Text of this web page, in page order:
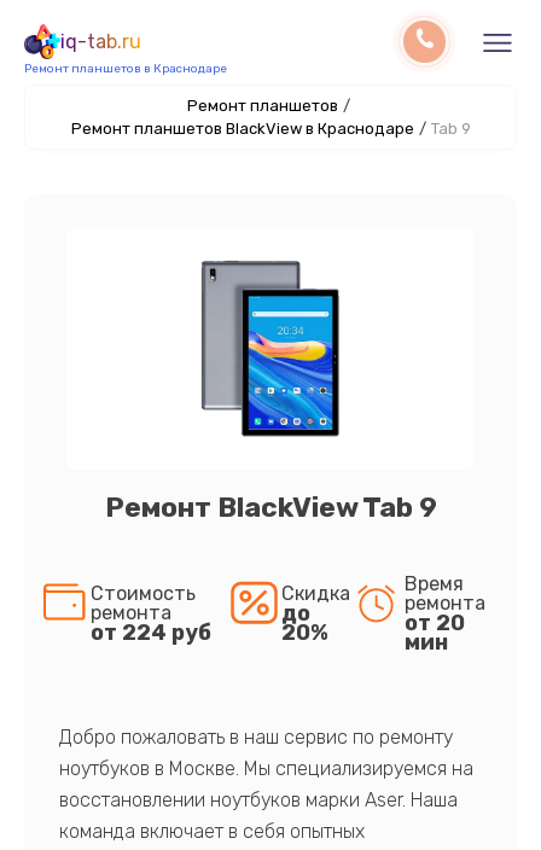
iq-tab.ru
Ремонт планшетов в Краснодаре
Ремонт планшетов /
Ремонт планшетов BlackView в Краснодаре / Tab 9
Ремонт BlackView Tab 9
Стоимость
ремонта
от 224 руб
Скидка
до
20%
Время
ремонта
от 20
мин
Добро пожаловать в наш сервис по ремонту
ноутбуков в Москве. Мы специализируемся на
восстановлении ноутбуков марки Aser. Наша
команда включает в себя опытных